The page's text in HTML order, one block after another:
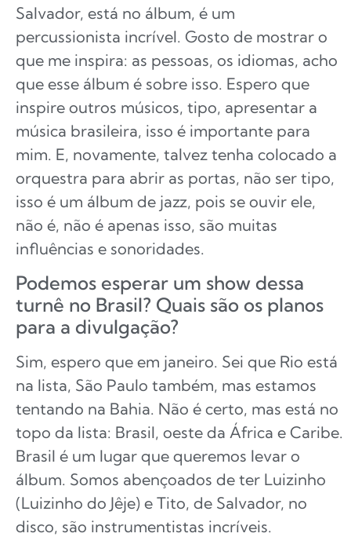
Salvador, está no álbum, é um
percussionista incrível. Gosto de mostrar o
que me inspira: as pessoas, os idiomas, acho
que esse álbum é sobre isso. Espero que
inspire outros músicos, tipo, apresentar a
música brasileira, isso é importante para
mim. E, novamente, talvez tenha colocado a
orquestra para abrir as portas, não ser tipo,
isso é um álbum de jazz, pois se ouvir ele,
não é, não é apenas isso, são muitas
influências e sonoridades.
Podemos esperar um show dessa
turnê no Brasil? Quais são os planos
para a divulgação?
Sim, espero que em janeiro. Sei que Rio está
na lista, São Paulo também, mas estamos
tentando na Bahia. Não é certo, mas está no
topo da lista: Brasil, oeste da África e Caribe.
Brasil é um lugar que queremos levar o
álbum. Somos abençoados de ter Luizinho
(Luizinho do Jêje) e Tito, de Salvador, no
disco, são instrumentistas incríveis.